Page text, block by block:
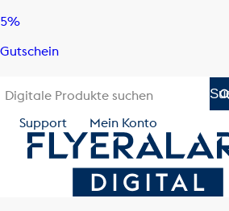
Skip
content
Skip
navigation
5%
Gutschein
Support Mein Konto